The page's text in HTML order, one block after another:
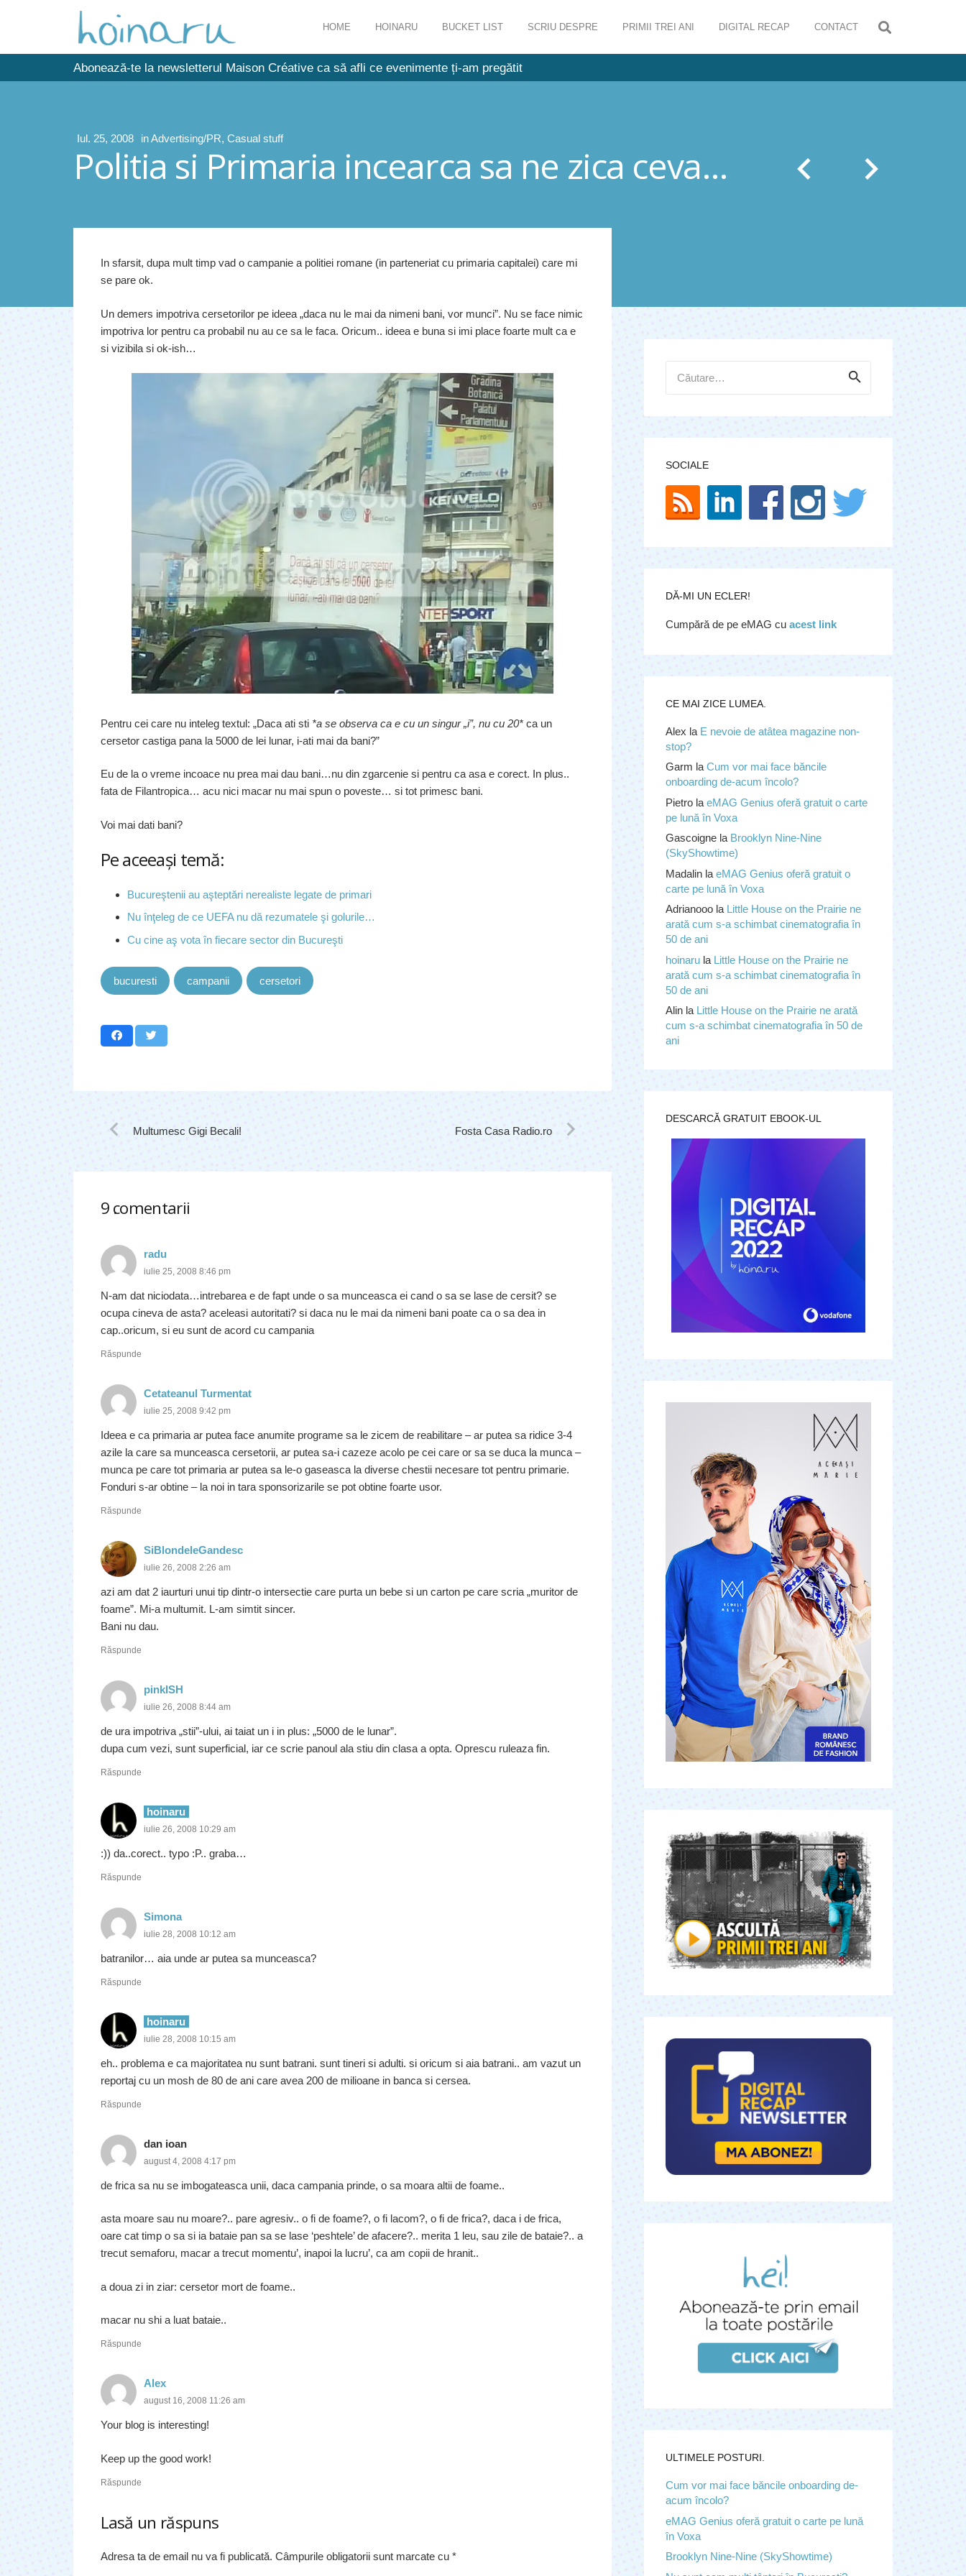
HOME HOINARU BUCKET LIST SCRIU DESPRE PRIMII TREI ANI DIGITAL RECAP CONTACT
Abonează-te la newsletterul Maison Créative ca să afli ce evenimente ți-am pregătit
Iul. 25, 2008 inAdvertising/PR, Casual stuff
Politia si Primaria incearca sa ne zica ceva…
In sfarsit, dupa mult timp vad o campanie a politiei romane (in parteneriat cu primaria capitalei) care mi
se pare ok.
Un demers impotriva cersetorilor pe ideea „daca nu le mai da nimeni bani, vor munci”. Nu se face nimic
impotriva lor pentru ca probabil nu au ce sa le faca. Oricum.. ideea e buna si imi place foarte mult ca e
si vizibila si ok-ish…
Pentru cei care nu inteleg textul: „Daca ati sti *a se observa ca e cu un singur „i”, nu cu 20*ca un
cersetor castiga pana la 5000 de lei lunar, i-ati mai da bani?”
Eu de la o vreme incoace nu prea mai dau bani…nu din zgarcenie si pentru ca asa e corect. In plus..
fata de Filantropica… acu nici macar nu mai spun o poveste… si tot primesc bani.
Voi mai dati bani?
Pe aceeaşi temă:
Bucureştenii au aşteptări nerealiste legate de primari
Nu înţeleg de ce UEFA nu dă rezumatele şi golurile…
Cu cine aş vota în fiecare sector din Bucureşti
bucuresti campanii cersetori
Multumesc Gigi Becali! Fosta Casa Radio.ro
9comentarii
.
radu
iulie 25, 2008 8:46 pm
N-am dat niciodata…intrebarea e de fapt unde o sa munceasca ei cand o sa se lase de cersit? se
ocupa cineva de asta? aceleasi autoritati? si daca nu le mai da nimeni bani poate ca o sa dea in
cap..oricum, si eu sunt de acord cu campania
Răspunde
Cetateanul Turmentat
iulie 25, 2008 9:42 pm
Ideea e ca primaria ar putea face anumite programe sa le zicem de reabilitare – ar putea sa ridice 3-4
azile la care sa munceasca cersetorii, ar putea sa-i cazeze acolo pe cei care or sa se duca la munca –
munca pe care tot primaria ar putea sa le-o gaseasca la diverse chestii necesare tot pentru primarie.
Fonduri s-ar obtine – la noi in tara sponsorizarile se pot obtine foarte usor.
Răspunde
SiBlondeleGandesc
iulie 26, 2008 2:26 am
azi am dat 2 iaurturi unui tip dintr-o intersectie care purta un bebe si un carton pe care scria „muritor de
foame”. Mi-a multumit. L-am simtit sincer.
Bani nu dau.
Răspunde
pinkISH
iulie 26, 2008 8:44 am
de ura impotriva „stii”-ului, ai taiat un i in plus: „5000 de le lunar”.
dupa cum vezi, sunt superficial, iar ce scrie panoul ala stiu din clasa a opta. Oprescu ruleaza fin.
Răspunde
hoinaru
iulie 26, 2008 10:29 am
:)) da..corect.. typo :P.. graba…
Răspunde
Simona
iulie 28, 2008 10:12 am
batranilor… aia unde ar putea sa munceasca?
Răspunde
hoinaru
iulie 28, 2008 10:15 am
eh.. problema e ca majoritatea nu sunt batrani. sunt tineri si adulti. si oricum si aia batrani.. am vazut un
reportaj cu un mosh de 80 de ani care avea 200 de milioane in banca si cersea.
Răspunde
dan ioan
august 4, 2008 4:17 pm
de frica sa nu se imbogateasca unii, daca campania prinde, o sa moara altii de foame..
asta moare sau nu moare?.. pare agresiv.. o fi de foame?, o fi lacom?, o fi de frica?, daca i de frica,
oare cat timp o sa si ia bataie pan sa se lase ‘peshtele’ de afacere?.. merita 1 leu, sau zile de bataie?.. a
trecut semaforu, macar a trecut momentu’, inapoi la lucru’, ca am copii de hranit..
a doua zi in ziar: cersetor mort de foame..
macar nu shi a luat bataie..
Răspunde
Alex
august 16, 2008 11:26 am
Your blog is interesting!
Keep up the good work!
Răspunde
Lasă un răspuns
Adresa ta de email nu va fi publicată. Câmpurile obligatorii sunt marcate cu *
după:
SOCIALE
DĂ-MI UN ECLER!
Cumpără de pe eMAG cu acest link
CE MAI ZICE LUMEA.
Alex la E nevoie de atâtea magazine non-
stop?
Garm la Cum vor mai face băncile
onboarding de-acum încolo?
Pietrola eMAG Genius oferă gratuit o carte
pe lună în Voxa
Gascoignela Brooklyn Nine-Nine
(SkyShowtime)
Madalinla eMAG Genius oferă gratuit o
carte pe lună în Voxa
Adrianooola Little House on the Prairie ne
arată cum s-a schimbat cinematografia în
50 de ani
hoinarula Little House on the Prairie ne
arată cum s-a schimbat cinematografia în
50 de ani
Alinla Little House on the Prairie ne arată
cum s-a schimbat cinematografia în 50 de
ani
DESCARCĂ GRATUIT EBOOK-UL
ULTIMELE POSTURI.
Cum vor mai face băncile onboarding de-
acum încolo?
eMAG Genius oferă gratuit o carte pe lună
în Voxa
Brooklyn Nine-Nine (SkyShowtime)